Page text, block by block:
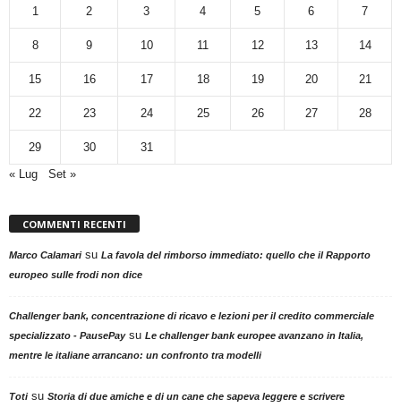
1 2 3 4 5 6 7
8 9 10 11 12 13 14
15 16 17 18 19 20 21
22 23 24 25 26 27 28
29 30
31
« Lug
Set »
COMMENTI RECENTI
Marco Calamarisu La favola del rimborso immediato: quello che il Rapporto
europeo sulle frodi non dice
Challenger bank, concentrazione di ricavo e lezioni per il credito commerciale
specializzato - PausePaysu Le challenger bank europee avanzano in Italia,
mentre le italiane arrancano: un confronto tra modelli
Totisu Storia di due amiche e di un cane che sapeva leggere e scrivere